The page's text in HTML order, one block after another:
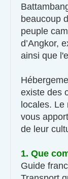
beaucoup
peuple
d’Angkor,
ainsi que
existe des
locales.
vous
de leur
1. Que
Guide